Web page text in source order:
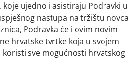
koje ujedno i asistiraju Podravki u
nastupa na tržištu novca
Podravka će i ovim novim
hrvatske tvrtke koja u svojem
sve mogućnosti hrvatskog